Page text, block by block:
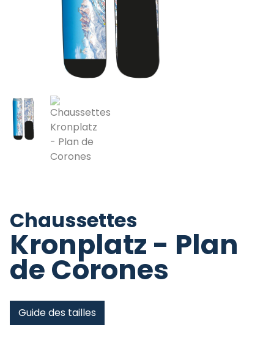
Chaussettes
Kronplatz - Plan
de Corones
Guide des tailles